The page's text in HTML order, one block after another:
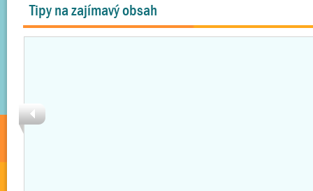
Tipy na zajímavý obsah